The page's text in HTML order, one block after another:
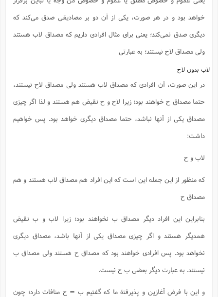
خواهد بود و در هر صورت، یکی از آن دو بر مصادیقی صدق می‌کند که
دیگری صدق نمی‌کند؛ یعنی برای مثال افرادی داریم که مصداق لاب هستند
ولی مصداق لاح نیستند؛ به عبارتی
لاب بدون لاح
در این صورت، آن افرادی که مصداق لاب هستند ولی مصداق لاح نیستند،
حتما مصداق ح خواهند بود؛ زیرا لاح و ح نقیض هم هستند و لذا اگر چیزی
مصداق یکی از آنها نباشد، حتما مصداق دیگری خواهد بود. پس خواهیم
داشت:
لاب و ح
که منظور از این جمله این است که این افراد هم مصداق لاب هستند و هم
مصداق ح
بنابراین این افراد دیگر مصداق ب نخواهند بود؛ زیرا لاب و ب نقیض
همدیگر هستند و اگر چیزی مصداق یکی از آنها باشد، مصداق دیگری
نخواهد بود. پس افرادی خواهند بود که مصداق ح هستند ولی مصداق ب
نیستند. به عبارت دیگر بعضی ب ح نیست.
و این با فرض آغازین و پذیرفتۀ ما که گفتیم ب = ح منافات دارد؛ چون